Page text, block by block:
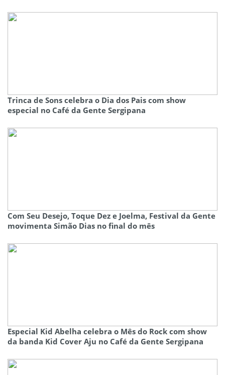
Trinca de Sons celebra o Dia dos Pais com show
especial no Café da Gente Sergipana
Com Seu Desejo, Toque Dez e Joelma, Festival da Gente
movimenta Simão Dias no final do mês
Especial Kid Abelha celebra o Mês do Rock com show
da banda Kid Cover Aju no Café da Gente Sergipana